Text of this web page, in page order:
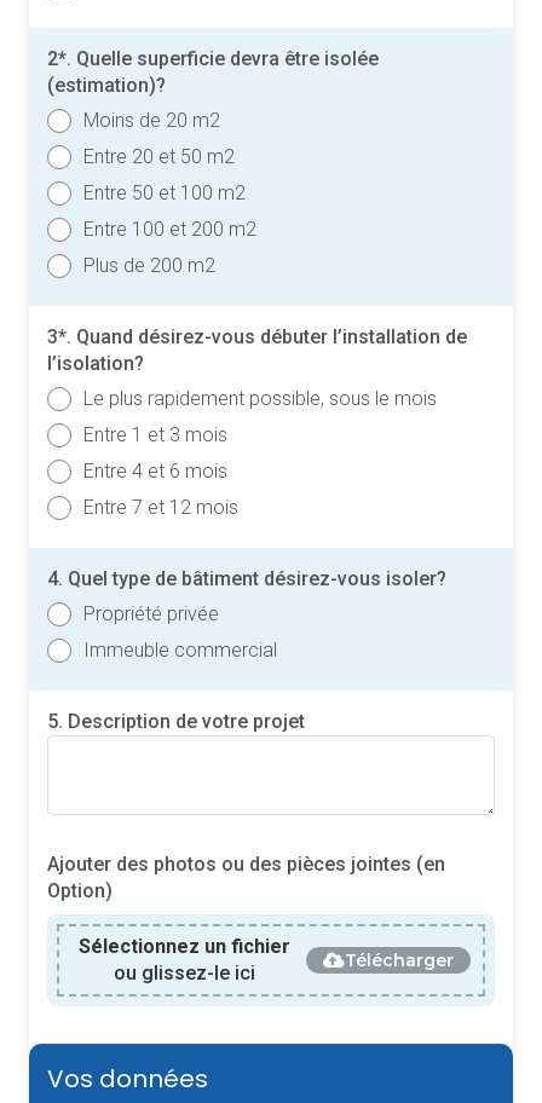
2*. Quelle superficie devra être isolée
(estimation)?
Moins de 20 m2
Entre 20 et 50 m2
Entre 50 et 100 m2
Entre 100 et 200 m2
Plus de 200 m2
3*. Quand désirez-vous débuter l’installation de
l’isolation?
Le plus rapidement possible, sous le mois
Entre 1 et 3 mois
Entre 4 et 6 mois
Entre 7 et 12 mois
4. Quel type de bâtiment désirez-vous isoler?
Propriété privée
Immeuble commercial
5. Description de votre projet
Ajouter des photos ou des pièces jointes (en
Option)
Sélectionnez un fichier
ou glissez-le ici
Télécharger
Vos données